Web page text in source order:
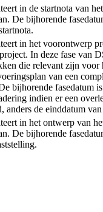
in de startnota van
De bijhorende
in het voorontwerp
In deze fase van
die relevant zijn
van een
bijhorende fasedatum
indien er een
anders de einddatum
in het ontwerp van
De bijhorende